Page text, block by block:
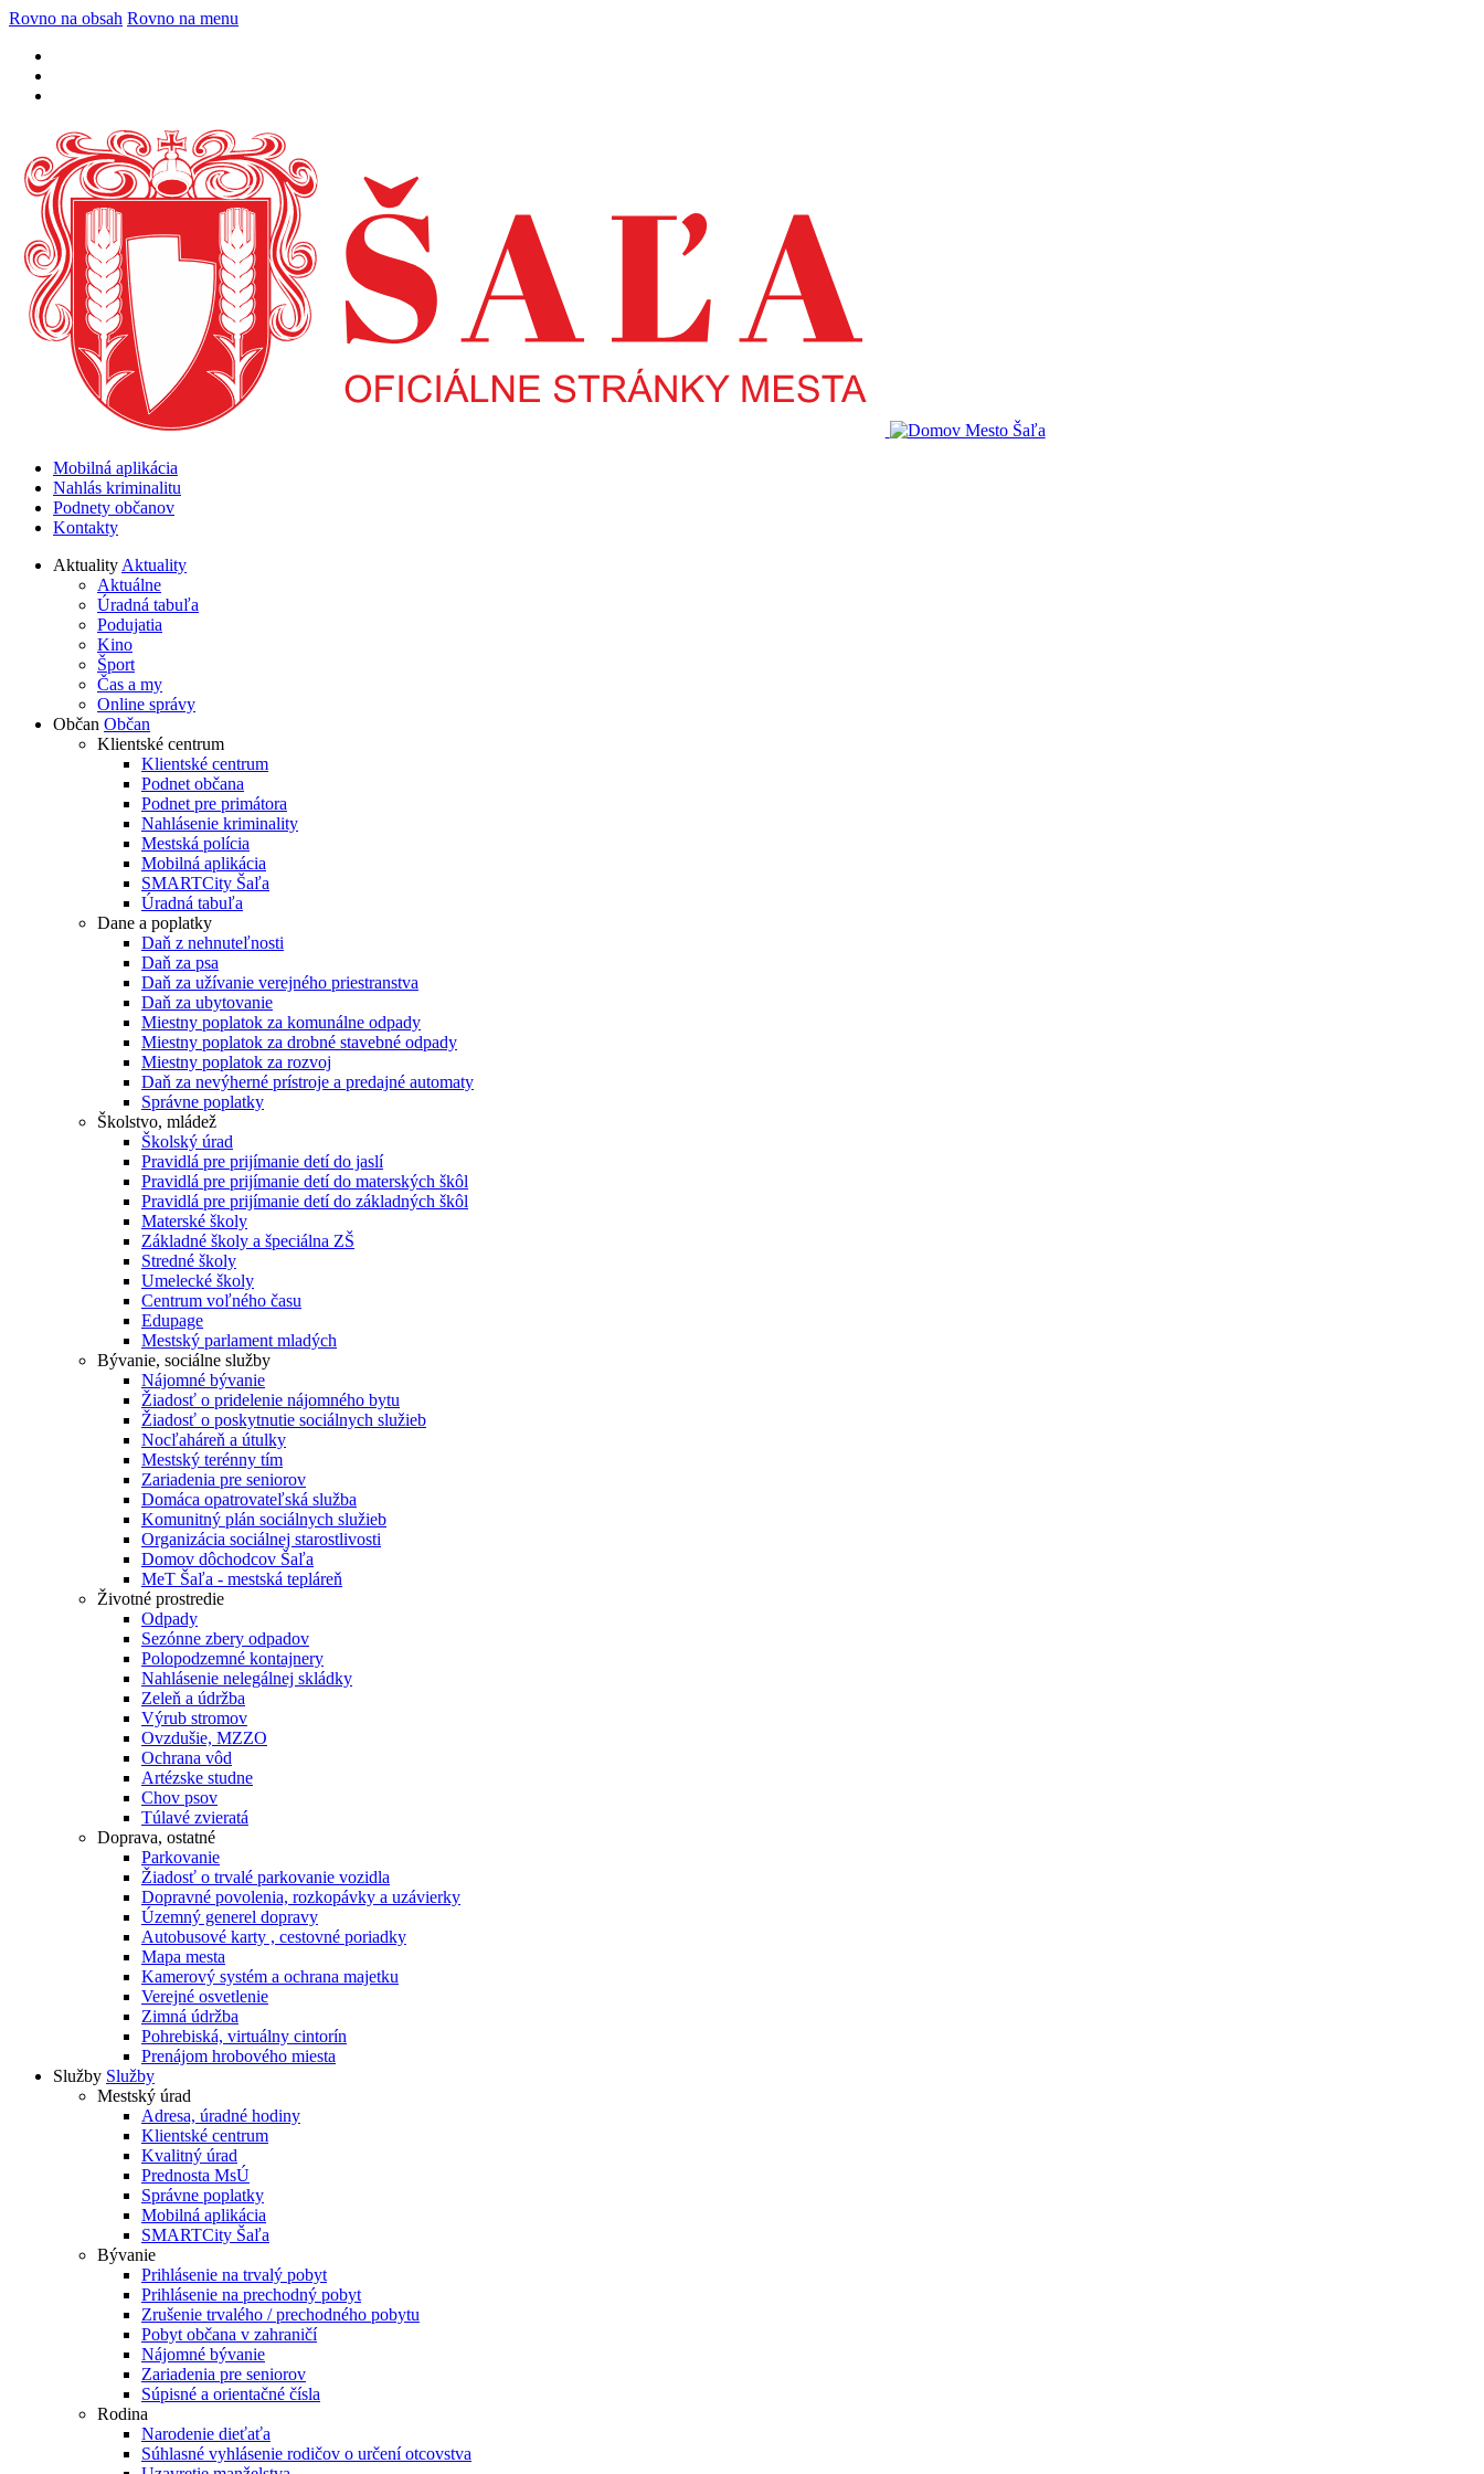
Rovno na obsah Rovno na menu
Mobilná aplikácia
Nahlás kriminalitu
Podnety občanov
Kontakty
AktualityAktuality
Aktuálne
Úradná tabuľa
Podujatia
Kino
Šport
Čas a my
Online správy
Občan Občan
Klientské centrum
Klientské centrum
Podnet občana
Podnet pre primátora
Nahlásenie kriminality
Mestská polícia
Mobilná aplikácia
SMARTCity Šaľa
Úradná tabuľa
Dane a poplatky
Daň z nehnuteľnosti
Daň za psa
Daň za užívanie verejného priestranstva
Daň za ubytovanie
Miestny poplatok za komunálne odpady
Miestny poplatok za drobné stavebné odpady
Miestny poplatok za rozvoj
Daň za nevýherné prístroje a predajné automaty
Správne poplatky
Školstvo, mládež
Školský úrad
Pravidlá pre prijímanie detí do jaslí
Pravidlá pre prijímanie detí do materských škôl
Pravidlá pre prijímanie detí do základných škôl
Materské školy
Základné školy a špeciálna ZŠ
Stredné školy
Umelecké školy
Centrum voľného času
Edupage
Mestský parlament mladých
Bývanie, sociálne služby
Nájomné bývanie
Žiadosť o pridelenie nájomného bytu
Žiadosť o poskytnutie sociálnych služieb
Nocľaháreň a útulky
Mestský terénny tím
Zariadenia pre seniorov
Domáca opatrovateľská služba
Komunitný plán sociálnych služieb
Organizácia sociálnej starostlivosti
Domov dôchodcov Šaľa
MeT Šaľa - mestská tepláreň
Životné prostredie
Odpady
Sezónne zbery odpadov
Polopodzemné kontajnery
Nahlásenie nelegálnej skládky
Zeleň a údržba
Výrub stromov
Ovzdušie, MZZO
Ochrana vôd
Artézske studne
Chov psov
Túlavé zvieratá
Doprava, ostatné
Parkovanie
Žiadosť o trvalé parkovanie vozidla
Dopravné povolenia, rozkopávky a uzávierky
Územný generel dopravy
Autobusové karty , cestovné poriadky
Mapa mesta
Kamerový systém a ochrana majetku
Verejné osvetlenie
Zimná údržba
Pohrebiská, virtuálny cintorín
Prenájom hrobového miesta
Služby Služby
Mestský úrad
Adresa, úradné hodiny
Klientské centrum
Kvalitný úrad
Prednosta MsÚ
Správne poplatky
Mobilná aplikácia
SMARTCity Šaľa
Bývanie
Prihlásenie na trvalý pobyt
Prihlásenie na prechodný pobyt
Zrušenie trvalého / prechodného pobytu
Pobyt občana v zahraničí
Nájomné bývanie
Zariadenia pre seniorov
Súpisné a orientačné čísla
Rodina
Narodenie dieťaťa
Súhlasné vyhlásenie rodičov o určení otcovstva